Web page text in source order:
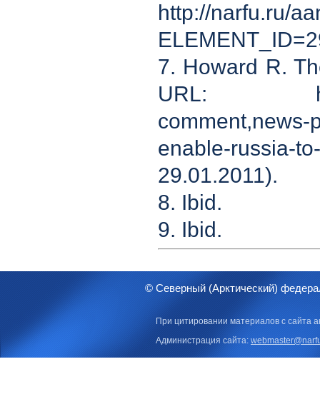
http://
7. Howard R.
URL: http://
comment,news-
enable-russia-
29.01.2011).
8. Ibid.
9. Ibid.
© Северный (Арктический)
При цитировании материалов с сайта
Администрация сайта: